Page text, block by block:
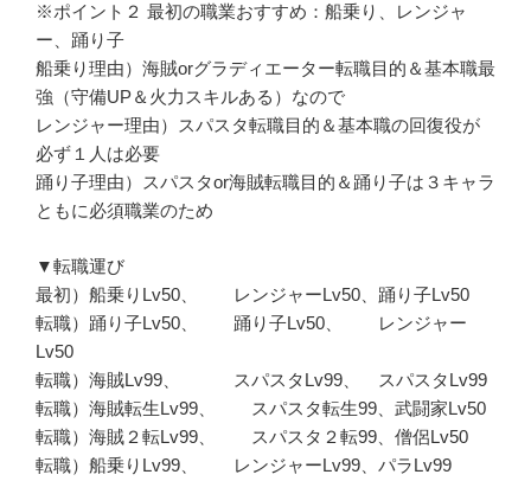
※ポイント２ 最初の職業おすすめ：船乗り、レンジャ
ー、踊り子
船乗り理由）海賊orグラディエーター転職目的＆基本職最
強（守備UP＆火力スキルある）なので
レンジャー理由）スパスタ転職目的＆基本職の回復役が
必ず１人は必要
踊り子理由）スパスタor海賊転職目的＆踊り子は３キャラ
ともに必須職業のため
▼転職運び
最初）船乗りLv50、 レンジャーLv50、踊り子Lv50
転職）踊り子Lv50、 踊り子Lv50、 レンジャー
Lv50
転職）海賊Lv99、 スパスタLv99、 スパスタLv99
転職）海賊転生Lv99、 スパスタ転生99、武闘家Lv50
転職）海賊２転Lv99、 スパスタ２転99、僧侶Lv50
転職）船乗りLv99、 レンジャーLv99、パラLv99